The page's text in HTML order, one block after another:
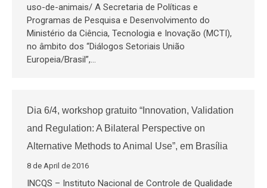
uso-de-animais/ A Secretaria de Políticas e
Programas de Pesquisa e Desenvolvimento do
Ministério da Ciência, Tecnologia e Inovação (MCTI),
no âmbito dos “Diálogos Setoriais União
Europeia/Brasil”,…
Dia 6/4, workshop gratuito “Innovation, Validation
and Regulation: A Bilateral Perspective on
Alternative Methods to Animal Use”, em Brasília
8 de April de 2016
INCQS – Instituto Nacional de Controle de Qualidade